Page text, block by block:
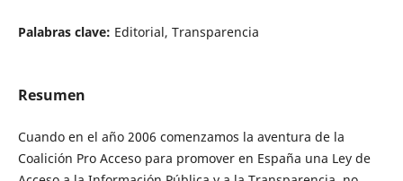
Palabras clave: Editorial, Transparencia
Resumen
Cuando en el año 2006 comenzamos la aventura de la
Coalición Pro Acceso para promover en España una Ley de